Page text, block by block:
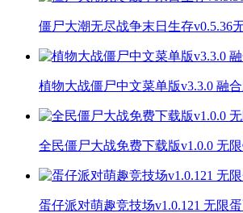
僵尸大潮无尽战争末日生存v0.5.36
植物大战僵尸中文菜单版v3.3.0 融
全民僵尸大战免费下载版v1.0.0 无
蛋仔派对萌趣竞技场v1.0.121 无限